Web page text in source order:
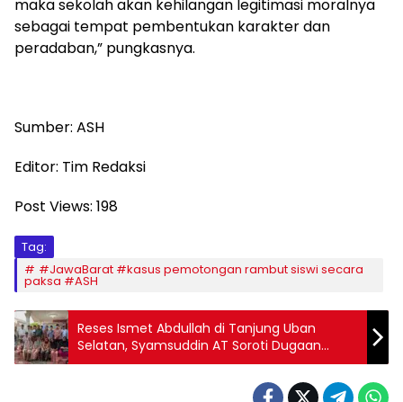
maka sekolah akan kehilangan legitimasi moralnya
sebagai tempat pembentukan karakter dan
peradaban,” pungkasnya.
Sumber: ASH
Editor: Tim Redaksi
Post Views: 198
Tag:
#JawaBarat #kasus pemotongan rambut siswi secara
paksa #ASH
Reses Ismet Abdullah di Tanjung Uban
Selatan, Syamsuddin AT Soroti Dugaan
Limbah B3 Pertamina